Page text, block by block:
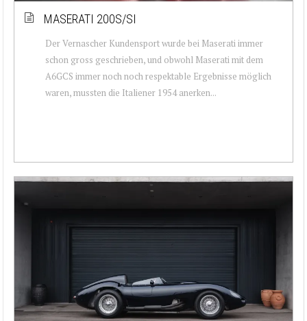
MASERATI 200S/SI
Der Vernascher Kundensport wurde bei Maserati immer
schon gross geschrieben, und obwohl Maserati mit dem
A6GCS immer noch noch respektable Ergebnisse möglich
waren, mussten die Italiener 1954 anerken...